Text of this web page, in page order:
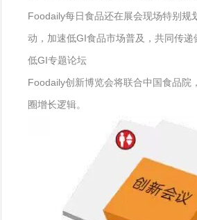
Foodaily每日食品还在展会现场特别
动，加速低GI食品市场普及，共同传递
低GI专题论坛
Foodaily创新博览会将联合中国食品
圈增长逻辑。